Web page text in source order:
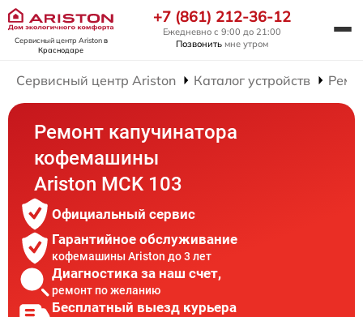
Сервисный центр Aristonв
Краснодаре
+7 (861) 212-36-12
Ежедневно с 9:00 до 21:00
Позвонить мне утром
Сервисный центр Ariston Каталог устройств
Ремонт капучинатора
кофемашины
Ariston MCK 103
Официальный сервис
Гарантийное обслуживание
кофемашины Ariston до 3 лет
Диагностика за наш счет,
ремонт по желанию
Бесплатный выезд курьера